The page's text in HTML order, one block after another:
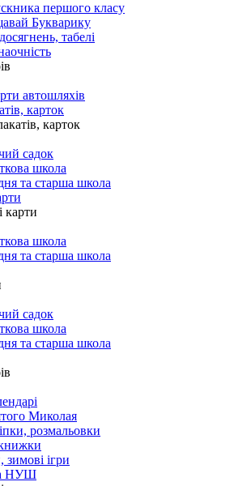
першого класу
Букварику
табелі
автошляхів
карток
карток
садок
школа
та старша школа
карти
школа
та старша школа
садок
школа
та старша школа
Миколая
розмальовки
ігри
НУШ